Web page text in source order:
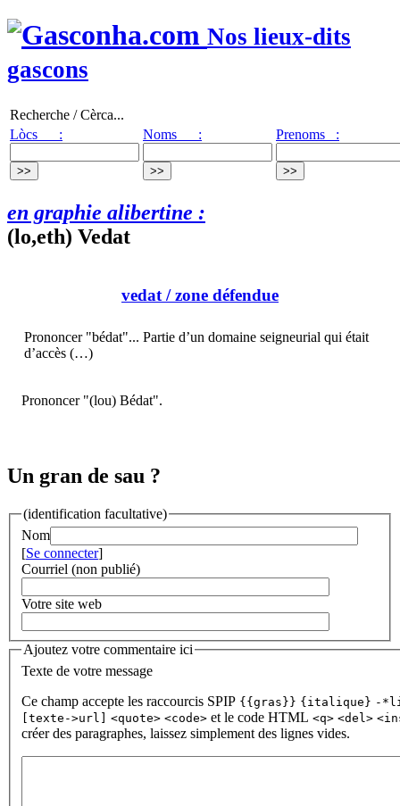
Nos lieux-dits
gascons
Recherche / Cèrca...
Lòcs :
Noms : Prenoms :
en graphie alibertine :
(lo,eth) Vedat
vedat/ zone défendue
Prononcer "bédat"... Partie d’un domaine seigneurial qui était
d’accès (…)
Prononcer "(lou) Bédat".
Un gran de sau ?
(identification facultative)
Nom
[Se connecter]
Courriel (non publié)
Votre site web
Ajoutez votre commentaire ici
Texte de votre message
Ce champ accepte les raccourcis SPIP {{gras}} {italique} -
[texte->url] <quote> <code> et le code HTML <q> <del>
créer des paragraphes, laissez simplement des lignes vides.